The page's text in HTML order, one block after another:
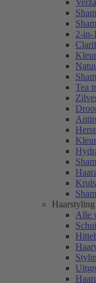
2-in-
Tea
Haarstyling
Alle